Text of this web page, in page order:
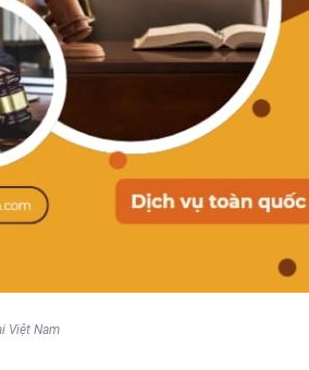
Việt Nam